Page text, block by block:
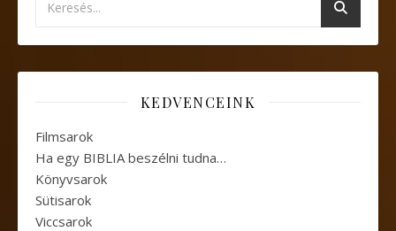
KEDVENCEINK
Filmsarok
Ha egy BIBLIA beszélni tudna…
Könyvsarok
Sütisarok
Viccsarok